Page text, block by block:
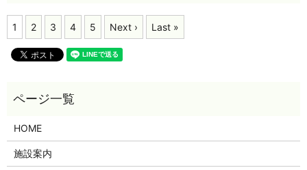
1 2 3 4 5 Next › Last »
HOME
施設案内